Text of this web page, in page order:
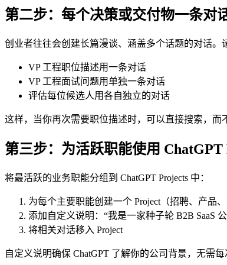
第二步：每个决策或交付物一条对
创业者往往会创建长篇漫谈、涵盖多个话题的对话。
VP 工程职位描述用一条对话
VP 工程面试问题用单独一条对话
评估每位候选人用各自独立的对话
这样，当你再次需要职位描述时，可以直接搜索，而
第三步：为活跃职能使用 ChatGPT
将最活跃的业务职能分组到 ChatGPT Projects 中：
为每个主要职能创建一个 Project（招聘、产品、
添加自定义说明：“我是一家种子轮 B2B SaaS
将相关对话移入 Project
自定义说明确保 ChatGPT 了解你的公司背景，无需每